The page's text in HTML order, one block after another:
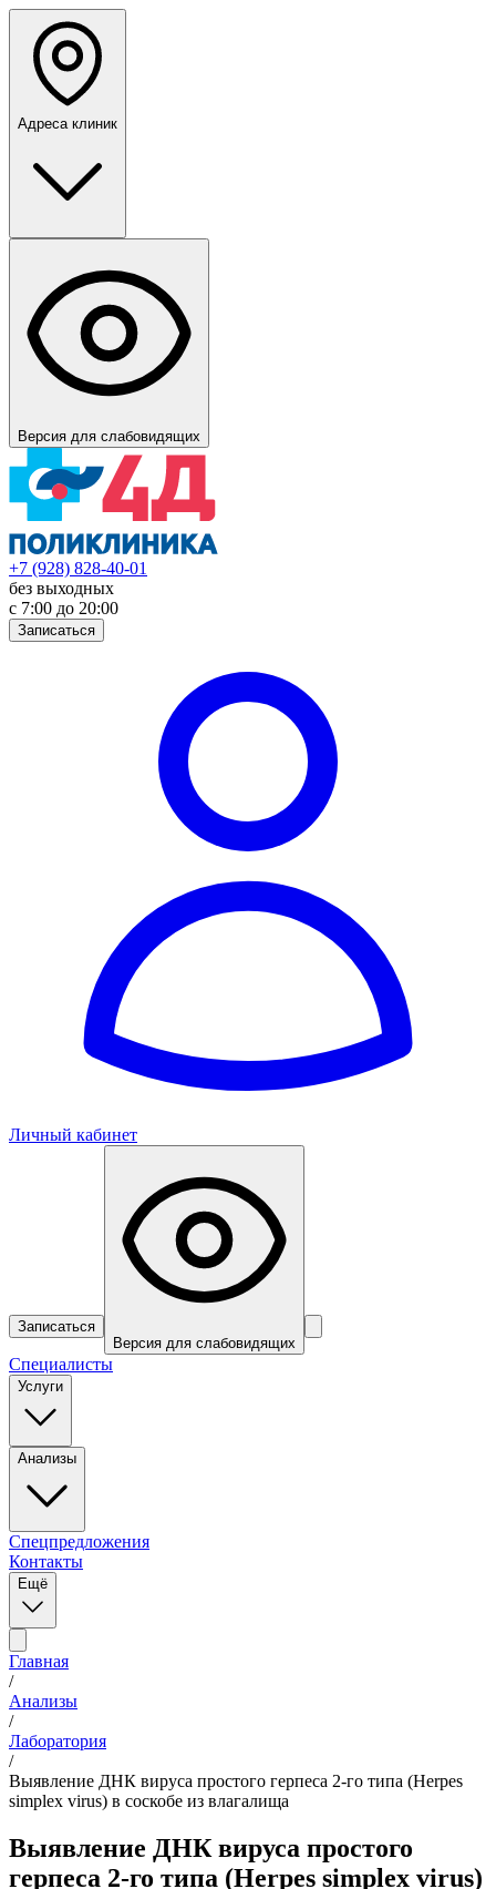
Адреса клиник
Версия для слабовидящих
+7 (928) 828-40-01
без выходных
с 7:00 до 20:00
Записаться
Личный кабинет
Записаться
Версия для слабовидящих
Специалисты
Услуги
Анализы
Спецпредложения
Контакты
Ещё
Главная
/
Анализы
/
Лаборатория
/
Выявление ДНК вируса простого герпеса 2-го типа (Herpes
simplex virus) в соскобе из влагалища
Выявление ДНК вируса простого
герпеса 2-го типа (Herpes simplex virus)